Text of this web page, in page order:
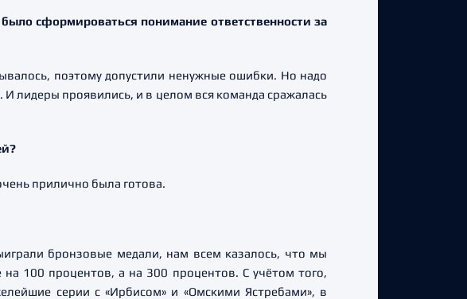
сформироваться понимание ответственности за
поэтому допустили ненужные ошибки. Но надо
И лидеры проявились, и в целом вся команда сражалась
прилично была готова.
бронзовые медали, нам всем казалось, что мы
100 процентов, а на 300 процентов. С учётом того,
серии с «Ирбисом» и «Омскими Ястребами», в